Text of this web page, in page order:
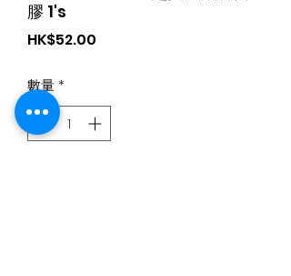
膠 1's
HK$52.00
數量*